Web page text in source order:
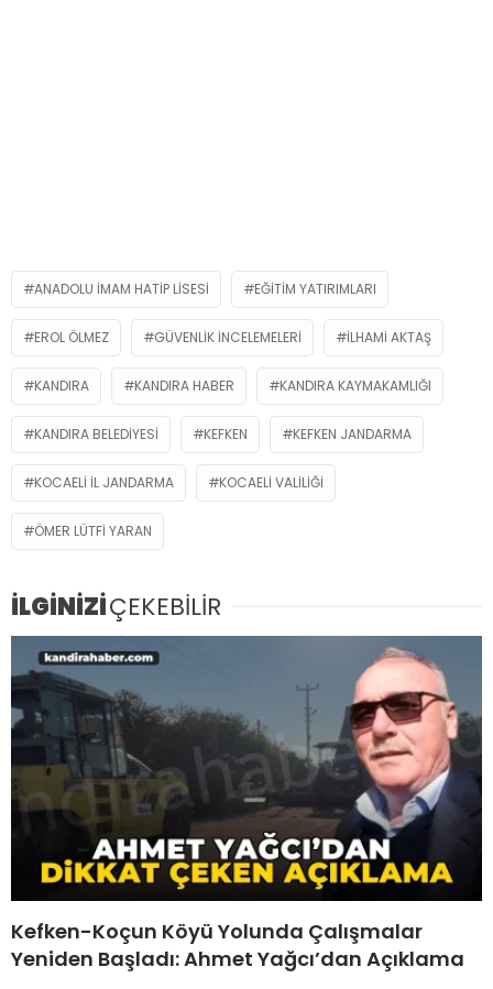
ANADOLU İMAM HATIP LISESI EĞITIM YATIRIMLARI
EROL ÖLMEZ GÜVENLIK İNCELEMELERI İLHAMI AKTAŞ
KANDIRA KANDIRA HABER KANDIRA KAYMAKAMLIĞI
KANDIRA BELEDIYESI KEFKEN KEFKEN JANDARMA
KOCAELİ İL JANDARMA KOCAELI VALILIĞI
ÖMER LÜTFI YARAN
İLGİNİZİÇEKEBİLİR
Kefken-Koçun Köyü Yolunda Çalışmalar
Yeniden Başladı: Ahmet Yağcı’dan Açıklama